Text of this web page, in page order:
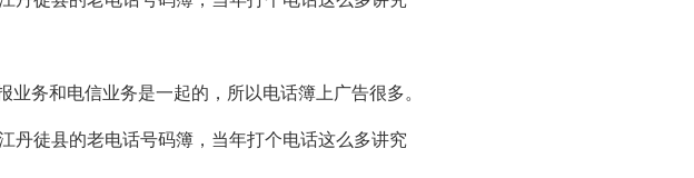
业务和电信业务是一起的，所以电话簿上广告很多。